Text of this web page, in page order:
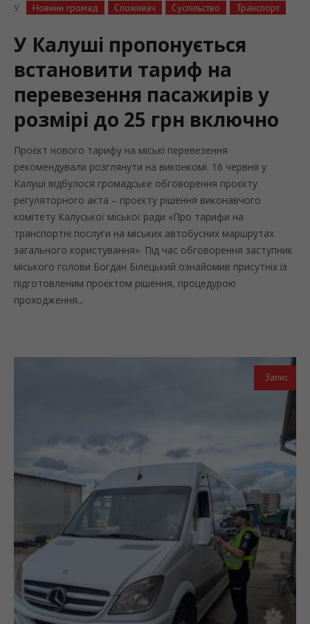
У
Новини громад Споживач Суспільство Транспорт
У Калуші пропонується
встановити тариф на
перевезення пасажирів у
розмірі до 25 грн включно
Проєкт нового тарифу на міські перевезення
рекомендували розглянути на виконкомі. 16 червня у
Калуші відбулося громадське обговорення проєкту
регуляторного акта – проєкту рішення виконавчого
комітету Калуської міської ради «Про тарифи на
транспортні послуги на міських автобусних маршрутах
загального користування». Під час обговорення заступник
міського голови Богдан Білецький ознайомив присутніх із
підготовленим проєктом рішення, процедурою
проходження...
Запис